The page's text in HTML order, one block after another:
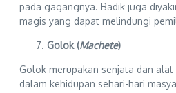
pada gagangnya. Badik juga
magis yang dapat melindungi
Golok (Machete)
Golok merupakan senjata dan
dalam kehidupan sehari-hari